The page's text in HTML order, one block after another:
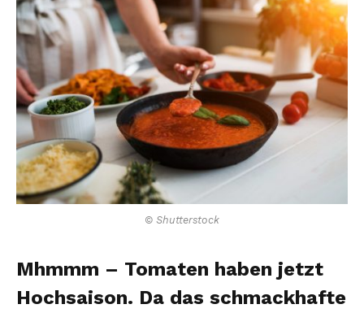
© Shutterstock
Mhmmm – Tomaten haben jetzt
Hochsaison. Da das schmackhafte